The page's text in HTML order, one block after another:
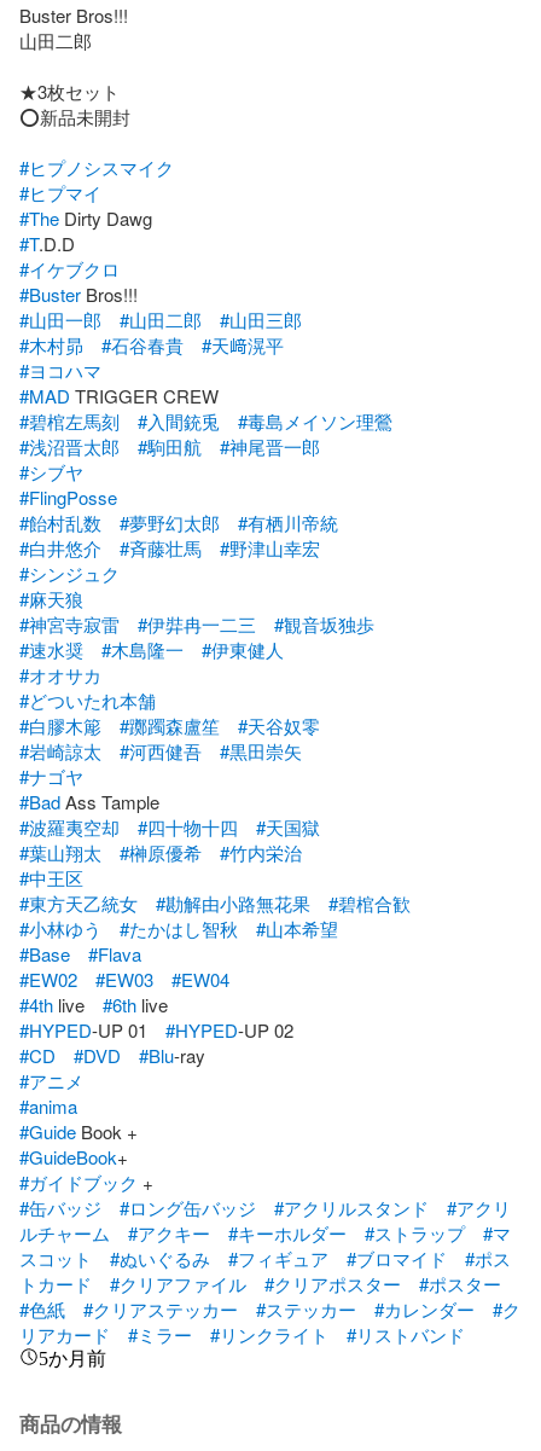
Buster Bros!!!
山田二郎
★3枚セット
⭕新品未開封
#ヒプノシスマイク
#ヒプマイ
#The
#T
#イケブクロ
#Buster
#山田一郎
#山田二郎
#山田三郎
#木村昴
#石谷春貴
#天﨑滉平
#ヨコハマ
#MAD
#碧棺左馬刻
#入間銃兎
#毒島メイソン理鶯
#浅沼晋太郎
#駒田航
#神尾晋一郎
#シブヤ
#FlingPosse
#飴村乱数
#夢野幻太郎
#有栖川帝統
#白井悠介
#斉藤壮馬
#野津山幸宏
#シンジュク
#麻天狼
#神宮寺寂雷
#伊弉冉一二三
#観音坂独歩
#速水奨
#木島隆一
#伊東健人
#オオサカ
#どついたれ本舗
#白膠木簓
#躑躅森盧笙
#天谷奴零
#岩崎諒太
#河西健吾
#黒田崇矢
#ナゴヤ
#Bad
#波羅夷空却
#四十物十四
#天国獄
#葉山翔太
#榊原優希
#竹内栄治
#中王区
#東方天乙統女
#勘解由小路無花果
#碧棺合歓
#小林ゆう
#たかはし智秋
#山本希望
#Base
#Flava
#EW02
#EW03
#EW04
#4th live #6th
#HYPED-UP 01 #HYPED
#CD
#DVD #Blu
#アニメ
#anima
#Guide
#GuideBook
#ガイドブック
#缶バッジ
#ロング缶バッジ #アクリルスタンド
#アクリ
ルチャーム
#アクキー #キーホルダー #ストラップ
#マ
スコット
#ぬいぐるみ #フィギュア #ブロマイド
#ポス
トカード
#クリアファイル #クリアポスター
#ポスター
#色紙
#クリアステッカー #ステッカー #カレンダー
#ク
リアカード
#ミラー #リンクライト #リストバンド
5か月前
商品の情報